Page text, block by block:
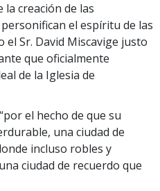
creación de las
el espíritu de las
el Sr. David Miscavige justo
que oficialmente
de la Iglesia de
el hecho de que su
una ciudad de
incluso robles y
ciudad de recuerdo que